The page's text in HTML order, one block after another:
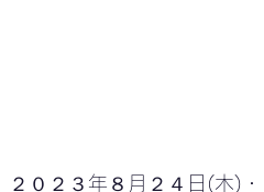
２０２３年８月２４日(木)